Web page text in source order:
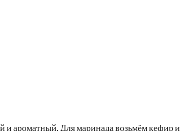
ароматный. Для маринада возьмём кефир и